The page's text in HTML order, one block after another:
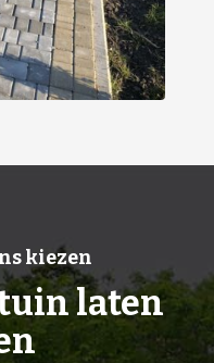
kiezen
tuin laten